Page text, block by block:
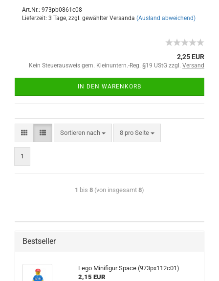
Art.Nr.: 973pb0861c08
Lieferzeit: 3 Tage, zzgl. gewählter Versanda (Ausland abweichend)
2,25 EUR
Kein Steuerausweis gem. Kleinuntern.-Reg. §19 UStG zzgl. Versand
IN DEN WARENKORB
Sortieren nach 8 pro Seite
1
1 bis 8 (von insgesamt 8)
Bestseller
Lego Minifigur Space (973px112c01)
2,15 EUR